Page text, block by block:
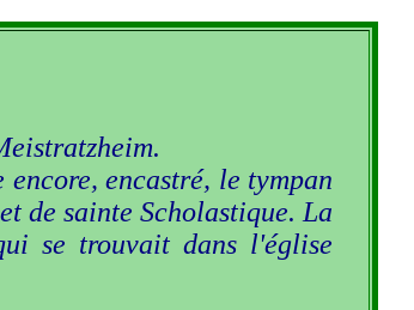
encastré, le tympan
de sainte Scholastique. La
se trouvait dans l'église